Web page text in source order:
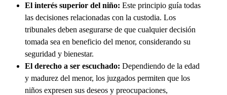
El interés superior del niño: Este principio guía todas
las decisiones relacionadas con la custodia. Los
tribunales deben asegurarse de que cualquier decisión
tomada sea en beneficio del menor, considerando su
seguridad y bienestar.
El derecho a ser escuchado: Dependiendo de la edad
y madurez del menor, los juzgados permiten que los
niños expresen sus deseos y preocupaciones,